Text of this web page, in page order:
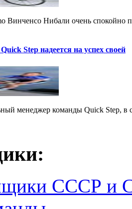
Винченсо Нибали очень спокойно
Step надеется на успех своей
менеджер команды Quick Step, в
СССР и